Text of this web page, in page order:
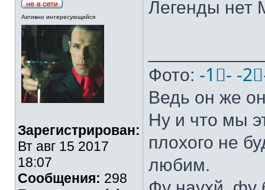
Активно интересующийся
Зарегистрирован:
Вт авг 15 2017
18:07
Сообщения: 298
Легенды нет
Фото: -1⃣- -
Ведь он же
Ну и что мы
плохого не
любим.